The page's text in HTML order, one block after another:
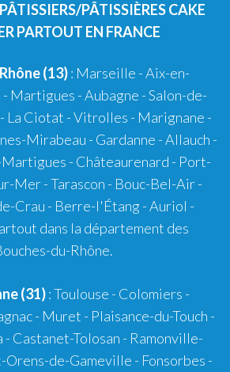
PÂTISSIÈRES CAKE
PARTOUT EN FRANCE
(13): Marseille -Aix-en-
- Martigues -Aubagne -Salon-de-
- La Ciotat -Vitrolles - Marignane -
Mirabeau - Gardanne -Allauch -
- Châteaurenard - Port-
Mer-Tarascon - Bouc-Bel-Air-
Crau - Berre-l'Étang -Auriol -
dans la département des
du-Rhône.
(31):Toulouse - Colomiers -
- Muret - Plaisance-du-Touch -
- Castanet-Tolosan - Ramonville-
Orens-de-Gameville - Fonsorbes -